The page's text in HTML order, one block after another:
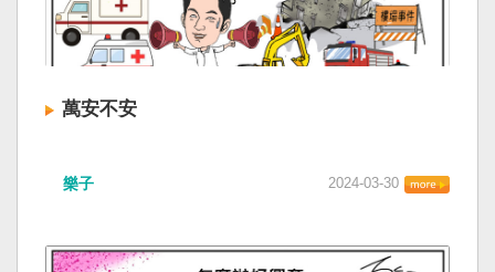
萬安不安
樂子 2024-03-30